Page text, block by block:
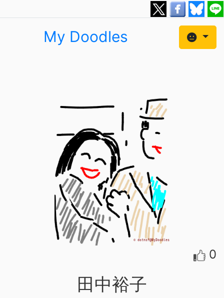
My Doodles
0
田中裕子